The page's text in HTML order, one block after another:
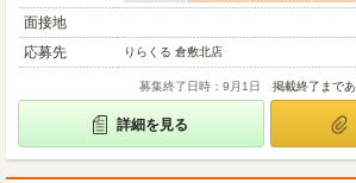
面接地
応募先
りらくる 倉敷北店
募集終了日時：9月1日 掲載終了まで
詳細を見る